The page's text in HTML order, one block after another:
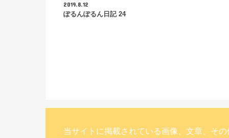
2019.8.12
ぽるんぽるん日記 24
当サイトに掲載されている画像、文章、その